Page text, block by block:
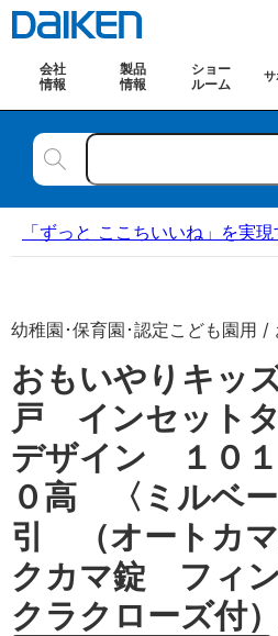
会社
情報
製品
情報
ショー
ルーム
サ
「ずっと ここちいいね」を実
幼稚園･保育園･認定こども園用 /
おもいやりキッ
戸 インセット
デザイン １０
０高 〈ミルベ
引 （オートカ
クカマ錠 フィ
クラクローズ付